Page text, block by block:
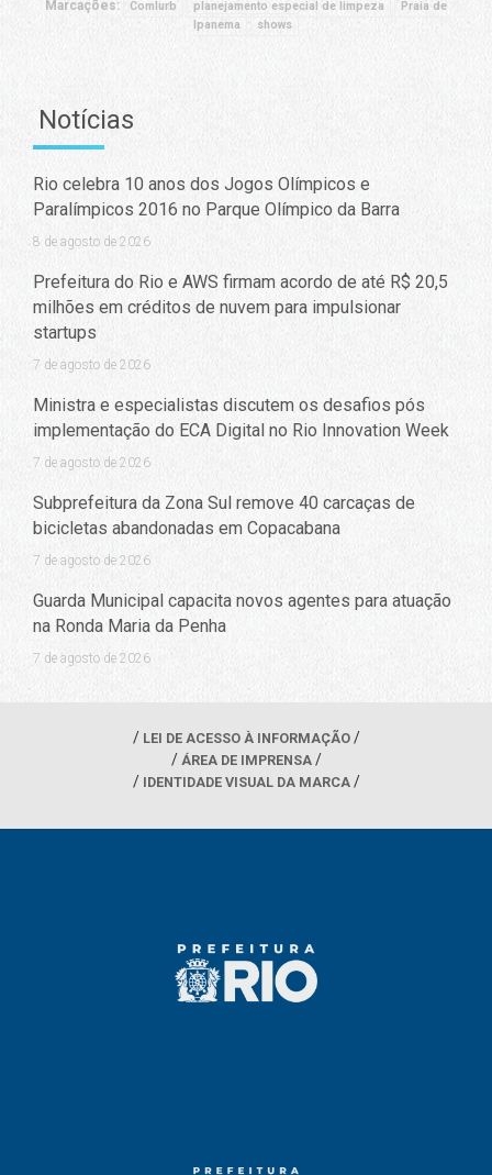
Marcações: Comlurb planejamento especial de limpeza
Praia de
Ipanema
shows
Notícias
Rio celebra 10 anos dos Jogos Olímpicos e
Paralímpicos 2016 no Parque Olímpico da Barra
8 de agosto de 2026
Prefeitura do Rio e AWS firmam acordo de até R$ 20,5
milhões em créditos de nuvem para impulsionar
startups
7 de agosto de 2026
Ministra e especialistas discutem os desafios pós
implementação do ECA Digital no Rio Innovation Week
7 de agosto de 2026
Subprefeitura da Zona Sul remove 40 carcaças de
bicicletas abandonadas em Copacabana
7 de agosto de 2026
Guarda Municipal capacita novos agentes para atuação
na Ronda Maria da Penha
7 de agosto de 2026
LEI DE ACESSO À INFORMAÇÃO
ÁREA DE IMPRENSA
IDENTIDADE VISUAL DA MARCA